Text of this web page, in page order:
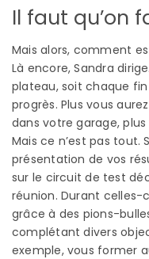
Il faut qu’on
Mais alors, comment
Là encore, Sandra
plateau, soit chaque
progrès. Plus vous
dans votre garage,
Mais ce n’est pas tout.
présentation de vos
sur le circuit de test
réunion. Durant celles-
grâce à des pions-
complétant divers
exemple, vous former